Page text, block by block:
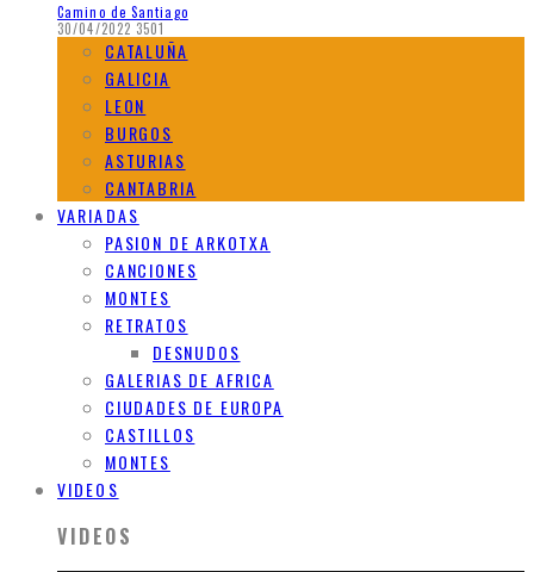
Camino de Santiago
30/04/2022 3501
CATALUÑA
GALICIA
LEON
BURGOS
ASTURIAS
CANTABRIA
VARIADAS
PASION DE ARKOTXA
CANCIONES
MONTES
RETRATOS
DESNUDOS
GALERIAS DE AFRICA
CIUDADES DE EUROPA
CASTILLOS
MONTES
VIDEOS
VIDEOS